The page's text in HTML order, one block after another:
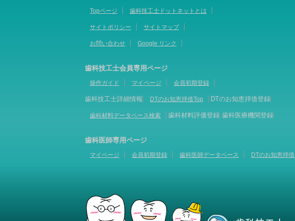
Topページ 歯科技工士ドットネットとは
サイトポリシー サイトマップ
お問い合わせ Google リンク
歯科技工士会員専用ページ
操作ガイド マイページ 会員初期登録
歯科技工士詳細情報 DTのお知恵拝借Top DTのお知恵拝借登録
歯科材料データベース検索 歯科材料評価登録 歯科医療機関登録
歯科医師専用ページ
マイページ 会員初期登録 歯科医師データベース DTのお知恵拝借